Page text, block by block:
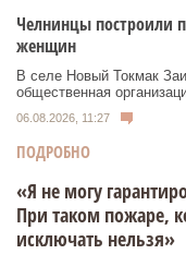
Челнинцы построили
женщин
В селе Новый Токмак
общественная
06.08.2026, 11:27
ПОДРОБНО
«Я не могу
При таком пожаре,
исключать нельзя»